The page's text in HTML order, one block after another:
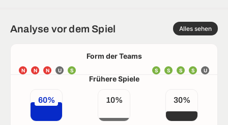
Analyse vor dem Spiel Alles sehen
Form der Teams
N N N U S U
S
S
S
S
Frühere Spiele
60% 10% 30%